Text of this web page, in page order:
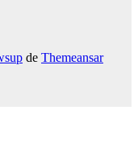
de Themeansar